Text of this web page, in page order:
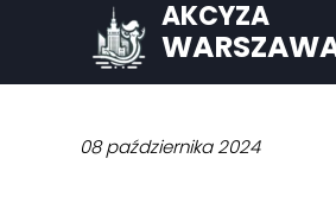
AKCYZA
08 października 2024